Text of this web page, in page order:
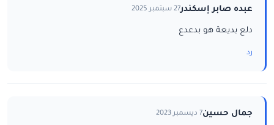
عبده صابر إسكندر27 سبتمبر 2025
دلع بديعة هو بدعدع
رد
جمال حسين7 ديسمبر 2023